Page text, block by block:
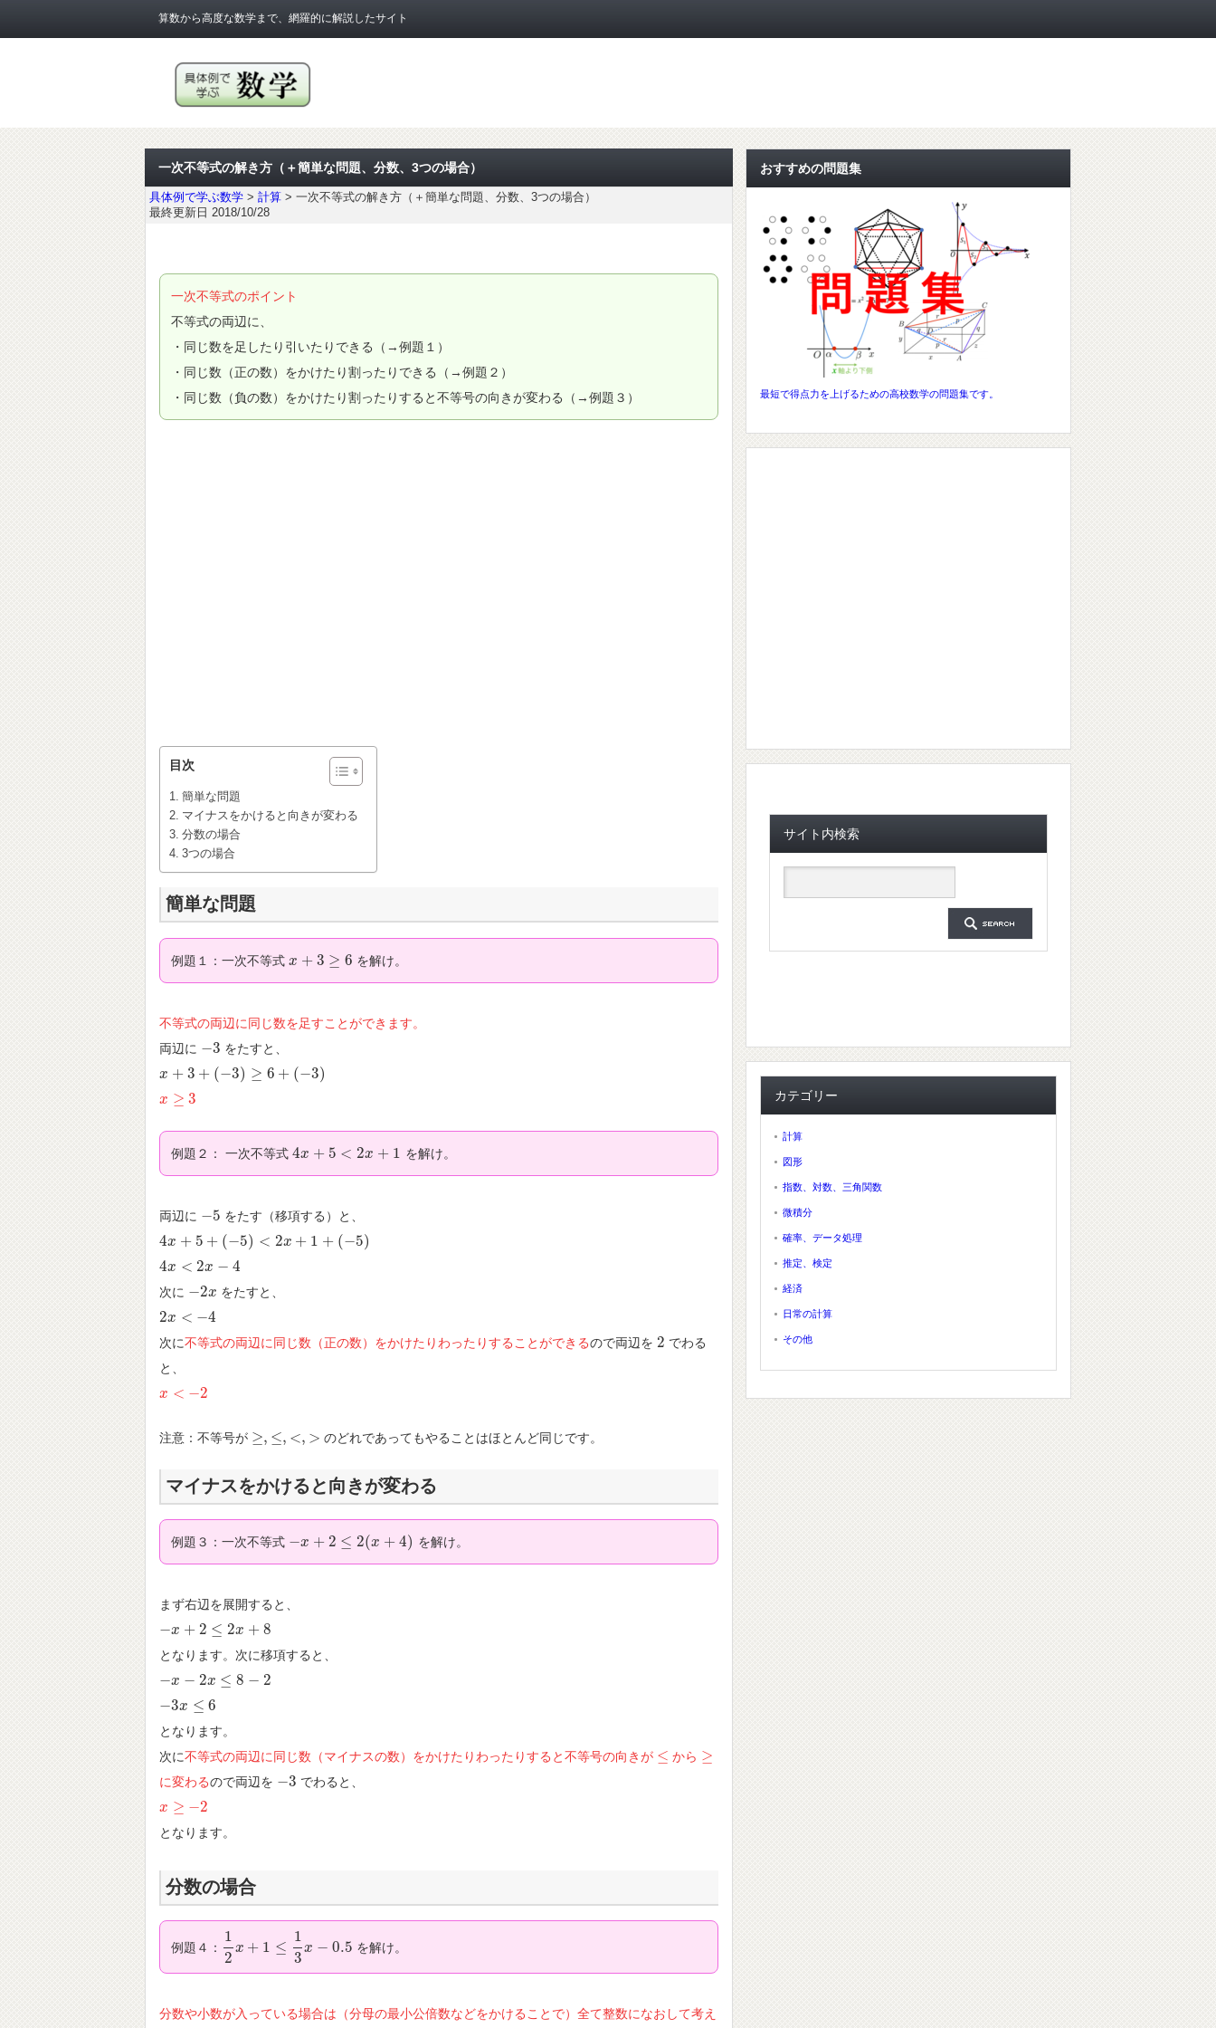
算数から高度な数学まで、網羅的に解説したサイト
一次不等式の解き方（＋簡単な問題、分数、3つの場合）
具体例で学ぶ数学 > 計算 > 一次不等式の解き方（＋簡単な問題、分数、3つの場合）
最終更新日 2018/10/28
一次不等式のポイント
不等式の両辺に、
・同じ数を足したり引いたりできる（→例題１）
・同じ数（正の数）をかけたり割ったりできる（→例題２）
・同じ数（負の数）をかけたり割ったりすると不等号の向きが変わる（→例題３）
目次
簡単な問題
マイナスをかけると向きが変わる
分数の場合
3つの場合
簡単な問題
例題１：一次不等式 x + 3 ≥ 6
x+ 3≥ 6 を解け。
不等式の両辺に同じ数を足すことができます。
両辺に −3
−3
をたすと、
x + 3 + (−3) ≥ 6 + (−3)
x+ 3+ (− 3) ≥6+(− )
x ≥ 3
x≥ 3
例題２： 一次不等式 4x + 5 < 2x + 1
4x+ 5< 2x +1 を解け。
両辺に −5
−5 をたす（移項する）と、
4x + 5 + (−5) < 2x + 1 + (−5)
4x+ 5+ (− 5) <2x+1 +(− 5)
4x < 2x − 4
4x< 2x −4
次に −2x
−2x をたすと、
2x < −4
2x< −4
次に不等式の両辺に同じ数（正の数）をかけたりわったりすることができるので両辺を 2
2 でわる
と、
x < −2
x< −2
注意：不等号が ≥, ≤, <, >
≥,≤ ,<,> のどれであってもやることはほとんど同じです。
マイナスをかけると向きが変わる
例題３：一次不等式 −x + 2 ≤ 2(x + 4)
−x+ 2≤2( x+4 ) を解け。
まず右辺を展開すると、
−x + 2 ≤ 2x + 8
−x+ 2≤2x +8
となります。次に移項すると、
−x − 2x ≤ 8 − 2
−x− 2x≤8− 2
−3x ≤ 6
−3x≤ 6
となります。
次に不等式の両辺に同じ数（マイナスの数）をかけたりわったりすると不等号の向きが ≤
≤ から ≥
≥
に変わるので両辺を −3
−3
でわると、
x ≥ −2
x≥ −2
となります。
分数の場合
例題４：
1
2
x + 1 ≤
1
3
x − 0.5
12x+1≤1 3x− 0.5 を解け。
分数や小数が入っている場合は（分母の最小公倍数などをかけることで）全て整数になおして考え
おすすめの問題集
最短で得点力を上げるための高校数学の問題集です。
サイト内検索
カテゴリー
計算
図形
指数、対数、三角関数
微積分
確率、データ処理
推定、検定
経済
日常の計算
その他